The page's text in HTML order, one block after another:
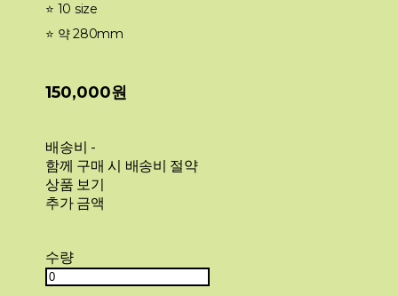
⭐️ 10 size
⭐️ 약 280mm
150,000원
배송비 -
함께 구매 시 배송비 절약
상품 보기
추가 금액
수량